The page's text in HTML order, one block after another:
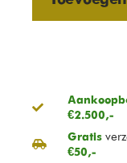
€2.500,-
Gratis
€50,-